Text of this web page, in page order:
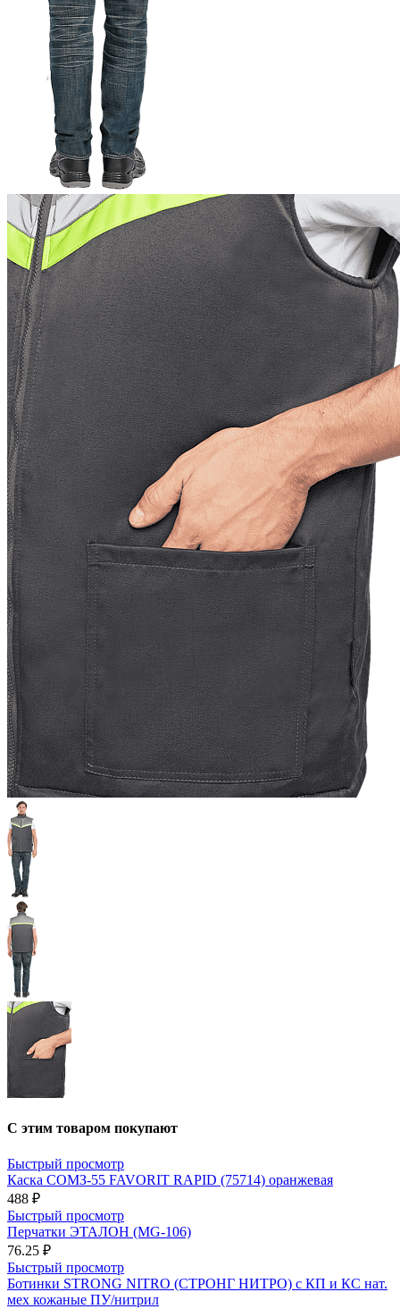
С этим товаром покупают
Быстрый просмотр
Каска СОМЗ-55 FAVORIT RAPID (75714) оранжевая
488 ₽
Быстрый просмотр
Перчатки ЭТАЛОН (MG-106)
76.25 ₽
Быстрый просмотр
Ботинки STRONG NITRO (СТРОНГ НИТРО) с КП и КС нат.
мех кожаные ПУ/нитрил